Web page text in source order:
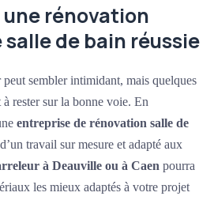
rénovation
de bain réussie
sembler intimidant, mais quelques
rester sur la bonne voie. En
entreprise de rénovation salle de
travail sur mesure et adapté aux
à Deauville ou à Caen pourra
les mieux adaptés à votre projet